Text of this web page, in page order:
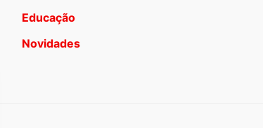
Educação
Novidades